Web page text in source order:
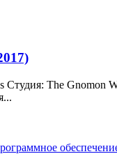
The Gnomon